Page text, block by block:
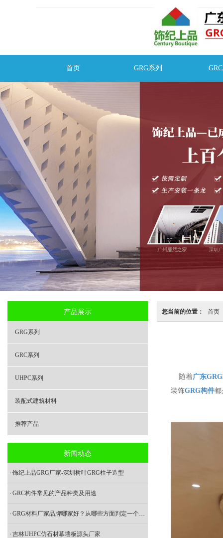
首页 GRG系列
您当前的位置： 首页
随着广东
装饰GRG构件都
产品展示
GRG系列
GRC系列
UHPC系列
装配式建筑材料
推荐产品
新闻动态
饰纪上品GRG厂家-深圳树叶GRG柱子造型
GRC构件常见的产品种类及用途
GRG材料厂家品牌哪家好？从哪些方面判定一个好的GRG厂家
吉林UHPC仿石材幕墙板源头厂家